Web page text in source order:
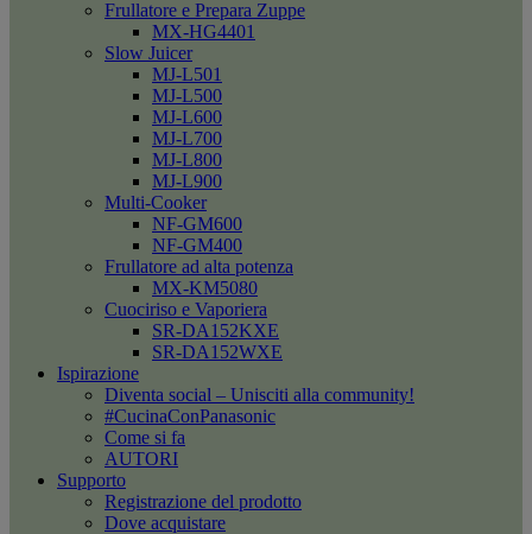
Frullatore e Prepara Zuppe
MX-HG4401
Slow Juicer
MJ-L501
MJ-L500
MJ-L600
MJ-L700
MJ-L800
MJ-L900
Multi-Cooker
NF-GM600
NF-GM400
Frullatore ad alta potenza
MX-KM5080
Cuociriso e Vaporiera
SR-DA152KXE
SR-DA152WXE
Ispirazione
Diventa social – Unisciti alla community!
#CucinaConPanasonic
Come si fa
AUTORI
Supporto
Registrazione del prodotto
Dove acquistare